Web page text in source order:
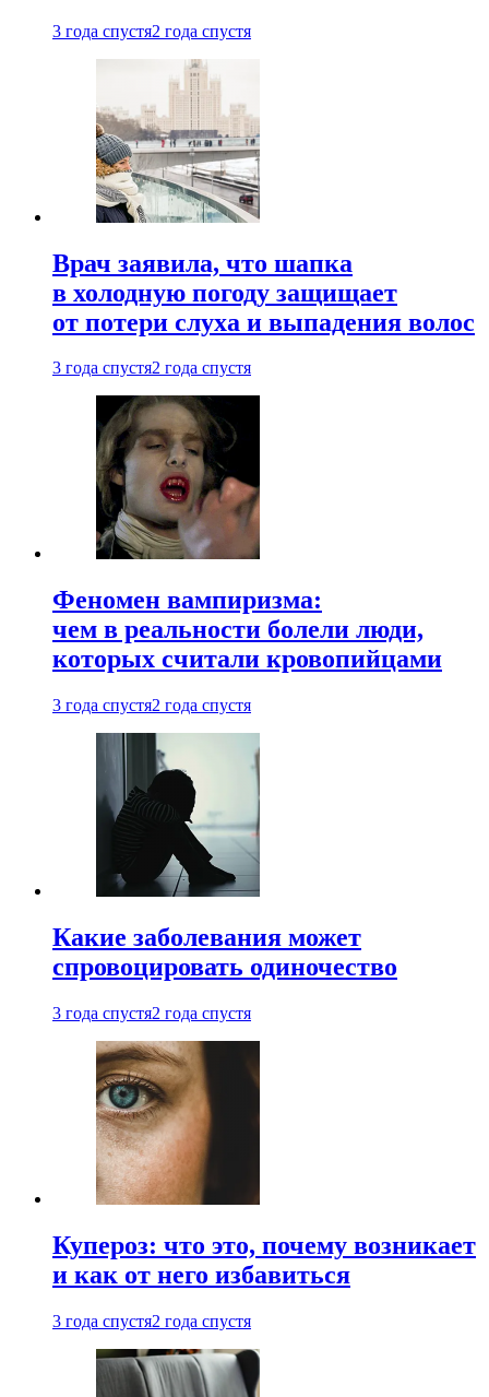
3 года спустя2 года спустя
Врач заявила, что шапка
в холодную погоду защищает
от потери слуха и выпадения волос
3 года спустя2 года спустя
Феномен вампиризма:
чем в реальности болели люди,
которых считали кровопийцами
3 года спустя2 года спустя
Какие заболевания может
спровоцировать одиночество
3 года спустя2 года спустя
Купероз: что это, почему возникает
и как от него избавиться
3 года спустя2 года спустя